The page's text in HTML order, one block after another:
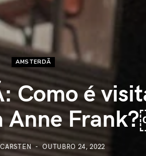
AMSTERDÃ
Como é
Anne
OUTUBRO 24, 2022